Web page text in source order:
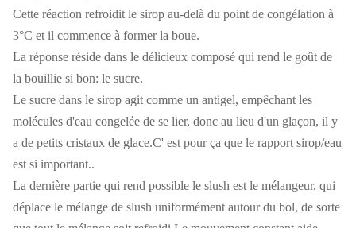
Cette réaction refroidit le sirop au-delà du point de congélation à
3°C et il commence à former la boue.
La réponse réside dans le délicieux composé qui rend le goût de
la bouillie si bon: le sucre.
Le sucre dans le sirop agit comme un antigel, empêchant les
molécules d'eau congelée de se lier, donc au lieu d'un glaçon, il y
a de petits cristaux de glace.C' est pour ça que le rapport sirop/eau
est si important..
La dernière partie qui rend possible le slush est le mélangeur, qui
déplace le mélange de slush uniformément autour du bol, de sorte